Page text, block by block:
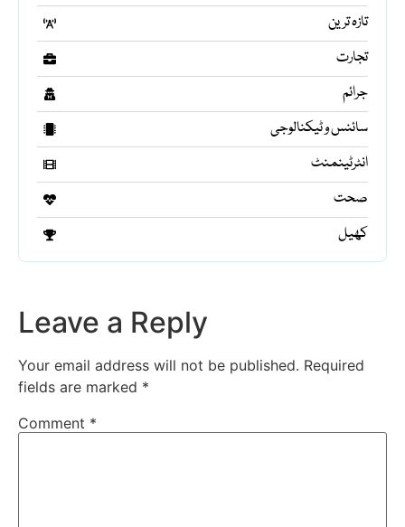
تازہ ترین
تجارت
جرائم
سائنس و ٹیکنالوجی
انٹرٹینمنٹ
صحت
کھیل
Leave a Reply
Your email address will not be published. Required
fields are marked *
Comment *